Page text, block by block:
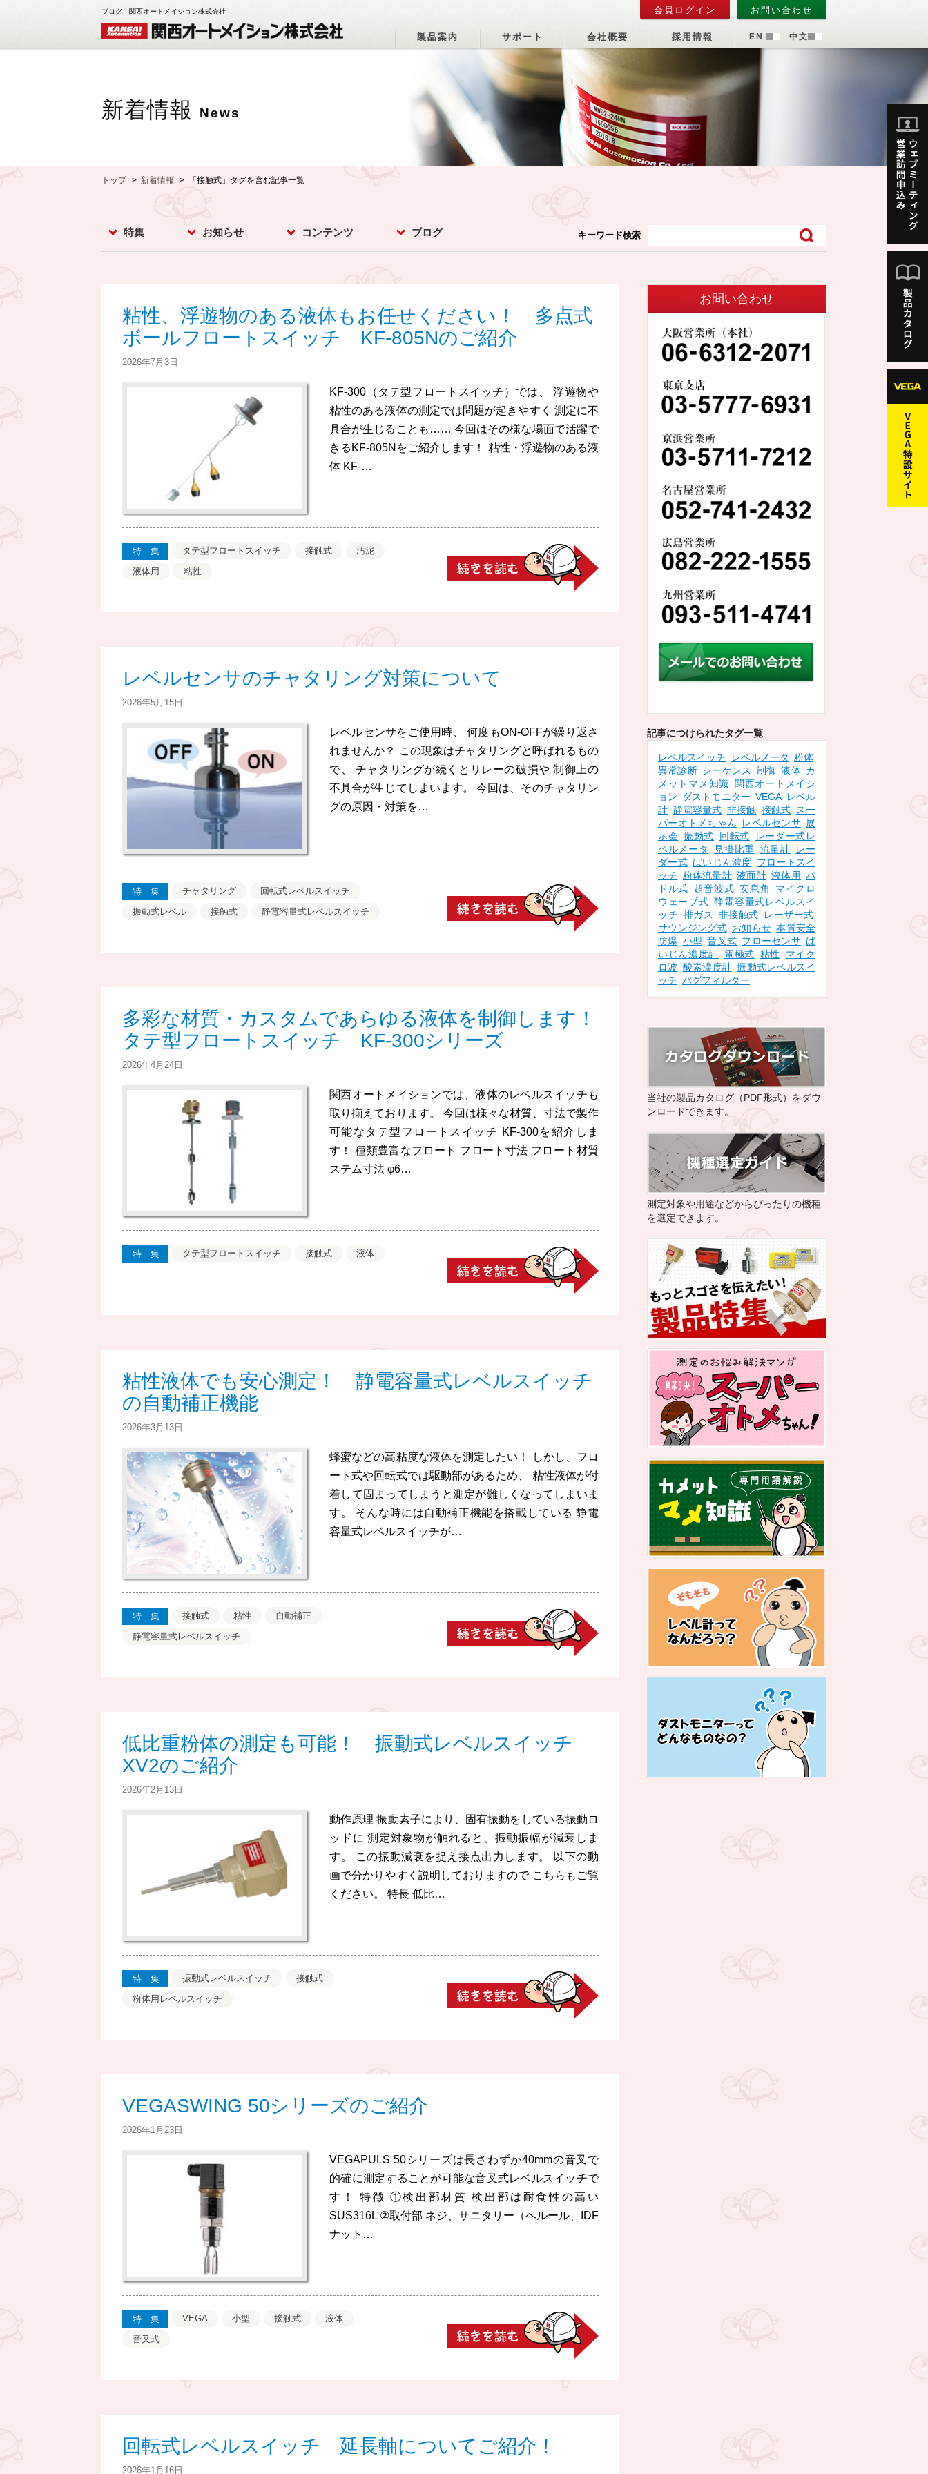
ブログ 関西オートメイション株式会社 会員ログイン お問い合わせ
製品案内 サポート 会社概要 採用情報 EN 中文
新着情報 News
トップ 新着情報 「接触式」タグを含む記事一覧
特集 お知らせ コンテンツ
ん
ブログ キーワード検索
粘性、浮遊物のある液体もお任せください！ 多点式
ボールフロートスイッチ KF-805Nのご紹介
2026年7月3日
KF-300（タテ型フロートスイッチ）では、 浮遊物や
粘性のある液体の測定では問題が起きやすく 測定に不
具合が生じることも…… 今回はその様な場面で活躍で
きるKF-805Nをご紹介します！ 粘性・浮遊物のある液
体 KF-…
特集 タテ型フロートスイッチ 接触式
汚泥
液体用
粘性
レベルセンサのチャタリング対策について
2026年5月15日
レベルセンサをご使用時、 何度もON-OFFが繰り返さ
れませんか？ この現象はチャタリングと呼ばれるもの
で、 チャタリングが続くとリレーの破損や 制御上の
不具合が生じてしまいます。 今回は、そのチャタリン
グの原因・対策を…
特集 チャタリング
回転式レベルスイッチ
振動式レベル
接触式 静電容量式レベルスイッチ
多彩な材質・カスタムであらゆる液体を制御します！
タテ型フロートスイッチ KF-300シリーズ
2026年4月24日
関西オートメイションでは、液体のレベルスイッチも
取り揃えております。 今回は様々な材質、寸法で製作
可能なタテ型フロートスイッチ KF-300を紹介しま
す！ 種類豊富なフロート フロート寸法 フロート材質
ステム寸法 φ6…
特集 タテ型フロートスイッチ 接触式 液体
粘性液体でも安心測定！ 静電容量式レベルスイッチ
の自動補正機能
2026年3月13日
蜂蜜などの高粘度な液体を測定したい！ しかし、フロ
ート式や回転式では駆動部があるため、 粘性液体が付
着して固まってしまうと測定が難しくなってしまいま
す。 そんな時には自動補正機能を搭載している 静電
容量式レベルスイッチが…
特集 接触式 粘性
自動補正
静電容量式レベルスイッチ
低比重粉体の測定も可能！ 振動式レベルスイッチ
XV2のご紹介
2026年2月13日
動作原理 振動素子により、固有振動をしている振動ロ
ッドに 測定対象物が触れると、振動振幅が減衰しま
す。 この振動減衰を捉え接点出力します。 以下の動
画で分かりやすく説明しておりますので こちらもご覧
ください。 特長 低比…
特集 振動式レベルスイッチ
接触式
粉体用レベルスイッチ
VEGASWING 50シリーズのご紹介
2026年1月23日
VEGAPULS 50シリーズは長さわずか40mmの音叉で
的確に測定することが可能な音叉式レベルスイッチで
す！ 特徴 ①検出部材質 検出部は耐食性の高い
SUS316L ②取付部 ネジ、サニタリー（ヘルール、IDF
ナット…
特集 VEGA 小型 接触式
液体
音叉式
回転式レベルスイッチ 延長軸についてご紹介！
2026年1月16日
お問い合わせ
記事につけられたタグ一覧
レベルスイッチ レベルメータ 粉体
異常診断 シーケンス 制御 液体 カ
メットマメ知識
関西オートメイシ
ョン
ダストモニター VEGA レベル
計 静電容量式 非接触 接触式
スー
パーオトメちゃん
レベルセンサ 展
示会 振動式 回転式
レーダー式レ
ベルメータ
見掛比重 流量計
レー
ダー式 ばいじん濃度 フロートスイ
ッチ 粉体流量計 液面計 液体用 パ
ドル式
超音波式 安息角
マイクロ
ウェーブ式 静電容量式レベルスイ
ッチ 排ガス 非接触式
レーザー式
サウンジング式 お知らせ 本質安全
防爆 小型 音叉式 フローセンサ ば
いじん濃度計
電極式 粘性
マイク
ロ波 酸素濃度計 振動式レベルスイ
ッチ バグフィルター
当社の製品カタログ（PDF形式）をダウ
ンロードできます。
測定対象や用途などからぴったりの機種
を選定できます。